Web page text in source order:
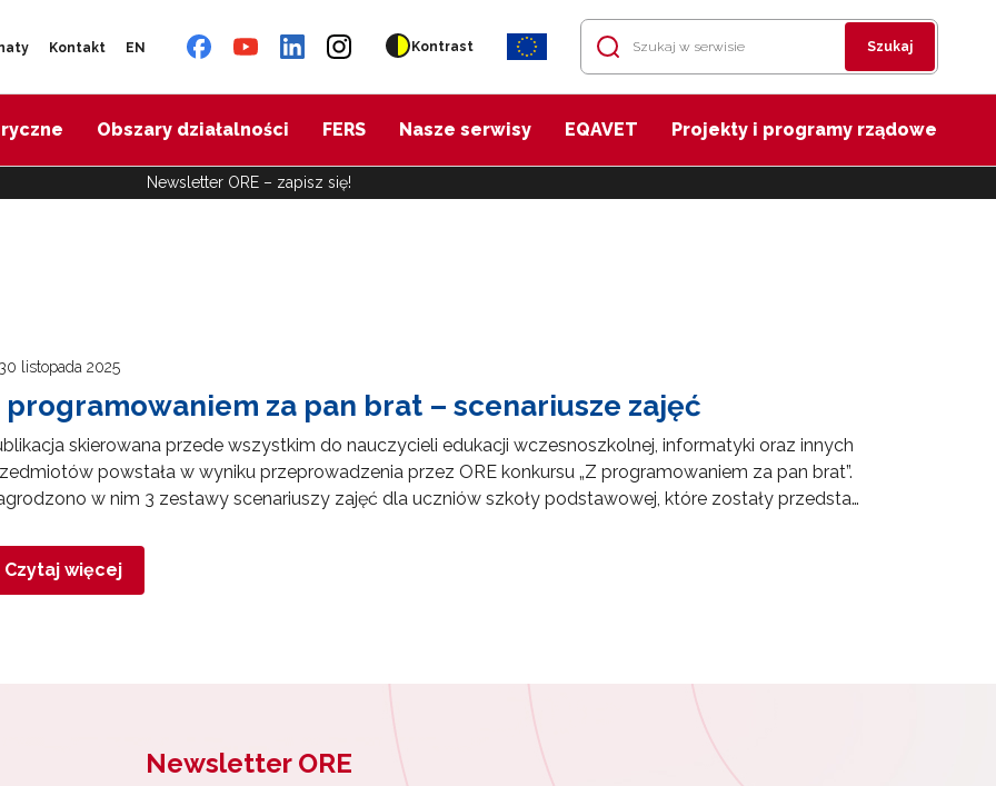
Kontakt EN Kontrast Szukaj
Obszary działalności FERS Nasze serwisy EQAVET Projekty i programy rządowe
Newsletter ORE – zapisz się!
listopada 2025
programowaniem za pan brat – scenariusze zajęć
skierowana przede wszystkim do nauczycieli edukacji wczesnoszkolnej, informatyki oraz innych
powstała w wyniku przeprowadzenia przez ORE konkursu „Z programowaniem za pan brat”.
w nim 3 zestawy scenariuszy zajęć dla uczniów szkoły podstawowej, które zostały przedsta…
Czytaj więcej
Newsletter ORE